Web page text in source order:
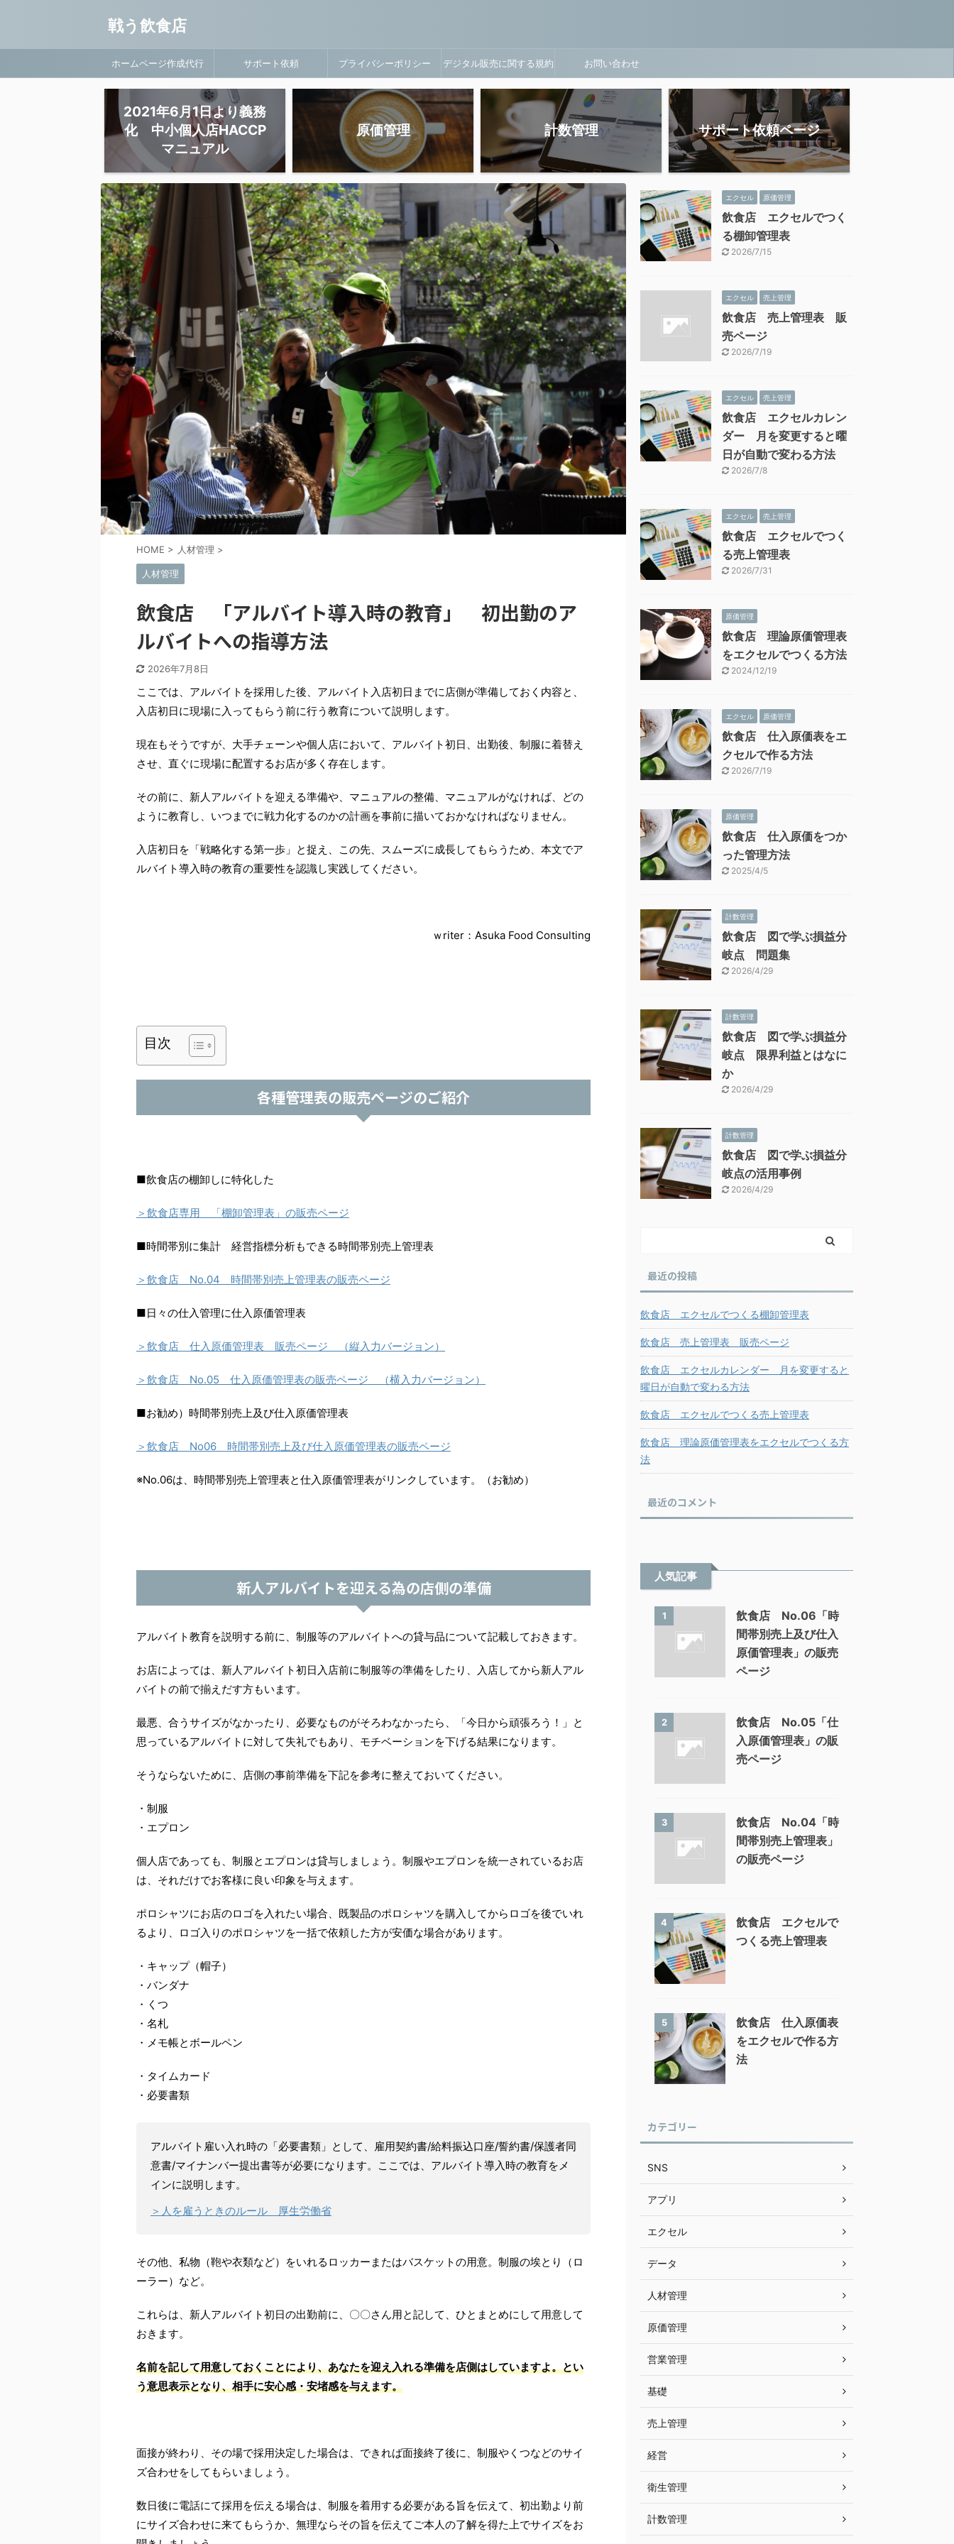
戦う飲食店
ホームページ作成代行 サポート依頼 プライバシーポリシー デジタル販売に関する規約 お問い合わせ
2021年6月1日より義務
化 中小個人店HACCP
マニュアル
原価管理 計数管理 サポート依頼ページ
HOME > 人材管理 >
人材管理
飲食店 「アルバイト導入時の教育」 初出勤のア
ルバイトへの指導方法
2026年7月8日
ここでは、アルバイトを採用した後、アルバイト入店初日までに店側が準備しておく内容と、
入店初日に現場に入ってもらう前に行う教育について説明します。
現在もそうですが、大手チェーンや個人店において、アルバイト初日、出勤後、制服に着替え
させ、直ぐに現場に配置するお店が多く存在します。
その前に、新人アルバイトを迎える準備や、マニュアルの整備、マニュアルがなければ、どの
ように教育し、いつまでに戦力化するのかの計画を事前に描いておかなければなりません。
入店初日を「戦略化する第一歩」と捉え、この先、スムーズに成長してもらうため、本文でア
ルバイト導入時の教育の重要性を認識し実践してください。
ｗriter：Asuka Food Consulting
目次
各種管理表の販売ページのご紹介
■飲食店の棚卸しに特化した
＞飲食店専用 「棚卸管理表」の販売ページ
■時間帯別に集計 経営指標分析もできる時間帯別売上管理表
＞飲食店 No.04 時間帯別売上管理表の販売ページ
■日々の仕入管理に仕入原価管理表
＞飲食店 仕入原価管理表 販売ページ （縦入力バージョン）
＞飲食店 No.05 仕入原価管理表の販売ページ （横入力バージョン）
■お勧め）時間帯別売上及び仕入原価管理表
＞飲食店 No06 時間帯別売上及び仕入原価管理表の販売ページ
※No.06は、時間帯別売上管理表と仕入原価管理表がリンクしています。（お勧め）
新人アルバイトを迎える為の店側の準備
アルバイト教育を説明する前に、制服等のアルバイトへの貸与品について記載しておきます。
お店によっては、新人アルバイト初日入店前に制服等の準備をしたり、入店してから新人アル
バイトの前で揃えだす方もいます。
最悪、合うサイズがなかったり、必要なものがそろわなかったら、「今日から頑張ろう！」と
思っているアルバイトに対して失礼でもあり、モチベーションを下げる結果になります。
そうならないために、店側の事前準備を下記を参考に整えておいてください。
・制服
・エプロン
個人店であっても、制服とエプロンは貸与しましょう。制服やエプロンを統一されているお店
は、それだけでお客様に良い印象を与えます。
ポロシャツにお店のロゴを入れたい場合、既製品のポロシャツを購入してからロゴを後でいれ
るより、ロゴ入りのポロシャツを一括で依頼した方が安価な場合があります。
・キャップ（帽子）
・バンダナ
・くつ
・名札
・メモ帳とボールペン
・タイムカード
・必要書類
アルバイト雇い入れ時の「必要書類」として、雇用契約書/給料振込口座/誓約書/保護者同
意書/マイナンバー提出書等が必要になります。ここでは、アルバイト導入時の教育をメ
インに説明します。
＞人を雇うときのルール 厚生労働省
その他、私物（鞄や衣類など）をいれるロッカーまたはバスケットの用意。制服の埃とり（ロ
ーラー）など。
これらは、新人アルバイト初日の出勤前に、〇〇さん用と記して、ひとまとめにして用意して
おきます。
名前を記して用意しておくことにより、あなたを迎え入れる準備を店側はしていますよ。とい
う意思表示となり、相手に安心感・安堵感を与えます。
面接が終わり、その場で採用決定した場合は、できれば面接終了後に、制服やくつなどのサイ
ズ合わせをしてもらいましょう。
数日後に電話にて採用を伝える場合は、制服を着用する必要がある旨を伝えて、初出勤より前
にサイズ合わせに来てもらうか、無理ならその旨を伝えてご本人の了解を得た上でサイズをお
エクセル 原価管理
飲食店 エクセルでつく
る棚卸管理表
2026/7/15
エクセル 売上管理
飲食店 売上管理表 販
売ページ
2026/7/19
エクセル 売上管理
飲食店 エクセルカレン
ダー 月を変更すると曜
日が自動で変わる方法
2026/7/8
エクセル 売上管理
飲食店 エクセルでつく
る売上管理表
2026/7/31
原価管理
飲食店 理論原価管理表
をエクセルでつくる方法
2024/12/19
エクセル 原価管理
飲食店 仕入原価表をエ
クセルで作る方法
2026/7/19
原価管理
飲食店 仕入原価をつか
った管理方法
2025/4/5
計数管理
飲食店 図で学ぶ損益分
岐点 問題集
2026/4/29
計数管理
飲食店 図で学ぶ損益分
岐点 限界利益とはなに
か
2026/4/29
計数管理
飲食店 図で学ぶ損益分
岐点の活用事例
2026/4/29
最近の投稿
飲食店 エクセルでつくる棚卸管理表
飲食店 売上管理表 販売ページ
飲食店 エクセルカレンダー 月を変更すると
曜日が自動で変わる方法
飲食店 エクセルでつくる売上管理表
飲食店 理論原価管理表をエクセルでつくる方
法
最近のコメント
人気記事
1
飲食店 No.06「時
間帯別売上及び仕入
原価管理表」の販売
ページ
2
飲食店 No.05「仕
入原価管理表」の販
売ページ
3
飲食店 No.04「時
間帯別売上管理表」
の販売ページ
4
飲食店 エクセルで
つくる売上管理表
5
飲食店 仕入原価表
をエクセルで作る方
法
カテゴリー
SNS
アプリ
エクセル
データ
人材管理
原価管理
営業管理
基礎
売上管理
経営
衛生管理
計数管理